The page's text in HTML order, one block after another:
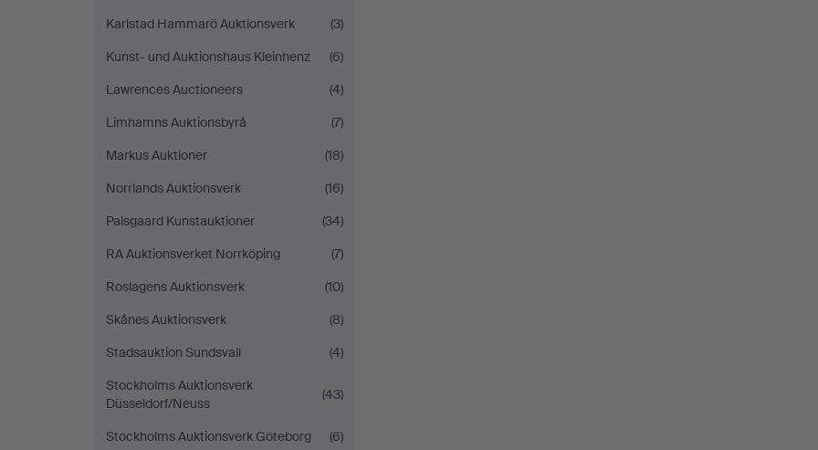
Karlstad Hammarö Auktionsverk
(3)
Kunst- und Auktionshaus Kleinhenz
(6)
Lawrences Auctioneers
(4)
Limhamns Auktionsbyrå
(7)
Markus Auktioner
(18)
Norrlands Auktionsverk
(16)
Palsgaard Kunstauktioner
(34)
RA Auktionsverket Norrköping
(7)
Roslagens Auktionsverk
(10)
Skånes Auktionsverk
(8)
Stadsauktion Sundsvall
(4)
Stockholms Auktionsverk
Düsseldorf/Neuss
(43)
Stockholms Auktionsverk Göteborg
(6)